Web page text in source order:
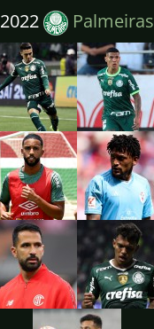
2022 Palmeiras